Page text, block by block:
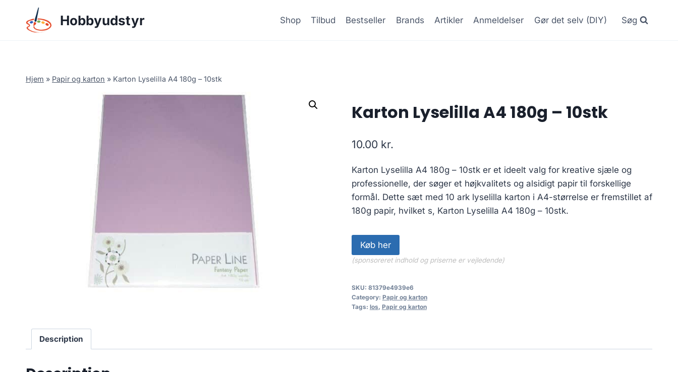
content
Hobbyudstyr Shop Tilbud Bestseller Brands Artikler Anmeldelser Gør det selv (DIY) Søg
Hjem » Papir og karton » Karton Lyselilla A4 180g – 10stk
Karton Lyselilla A4 180g – 10stk
10.00 kr.
Karton Lyselilla A4 180g – 10stk er et ideelt valg for kreative sjæle og
professionelle, der søger et højkvalitets og alsidigt papir til forskellige
formål. Dette sæt med 10 ark lyselilla karton i A4-størrelse er fremstillet af
180g papir, hvilket s, Karton Lyselilla A4 180g – 10stk.
Køb her
(sponsoreret indhold og priserne er vejledende)
SKU: 81379e4939e6
Category: Papir og karton
Tags: los, Papir og karton
Description